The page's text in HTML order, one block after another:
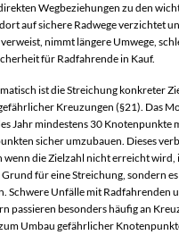
Wegbeziehungen zu den
auf sichere Radwege verzichtet
nimmt längere Umwege,
für Radfahrende in Kauf.
ist die Streichung konkreter
Kreuzungen (§21). Das
Jahr mindestens 30 Knotenpunkte
sicher umzubauen. Dieses
wenn die Zielzahl nicht erreicht wird,
für eine Streichung, sondern
Schwere Unfälle mit Radfahrenden
passieren besonders häufig an
Umbau gefährlicher